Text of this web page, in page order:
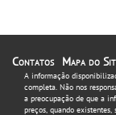
Contatos Mapa do
A informação
completa. Não nos
a preocupação de que a
preços, quando